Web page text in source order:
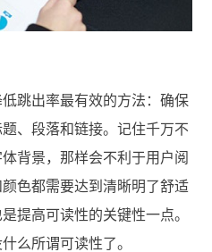
出率最有效的方法：确保
、段落和链接。记住千万不
背景，那样会不利于用户阅
色都需要达到清晰明了舒适
提高可读性的关键性一点。
么所谓可读性了。